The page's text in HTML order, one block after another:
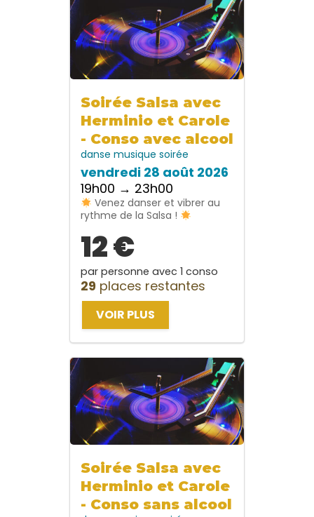
Soirée Salsa avec
Herminio et Carole
- Conso avec alcool
danse musique soirée
vendredi 28 août 2026
19h00 → 23h00
Venez danser et vibrer au
rythme de la Salsa !
12 €
par personne avec 1 conso
29 places restantes
VOIR PLUS
Soirée Salsa avec
Herminio et Carole
- Conso sans alcool